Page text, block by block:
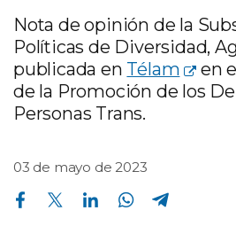
Nota de opinión de la
Políticas de Diversidad,
publicada en Télam
en
de la Promoción de los
Personas Trans.
03 de mayo de 2023
Compartir en Facebook Compartir en Twitter Compartir en Linkedin Compartir en Whatsapp